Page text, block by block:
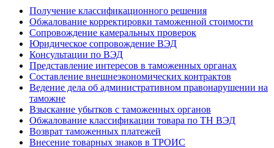
Получение классификационного решения
Обжалование корректировки таможенной стоимости
Сопровождение камеральных проверок
Юридическое сопровождение ВЭД
Консультации по ВЭД
Представление интересов в таможенных органах
Составление внешнеэкономических контрактов
Ведение дела об административном правонарушении на
таможне
Взыскание убытков с таможенных органов
Обжалование классификации товара по ТН ВЭД
Возврат таможенных платежей
Внесение товарных знаков в ТРОИС